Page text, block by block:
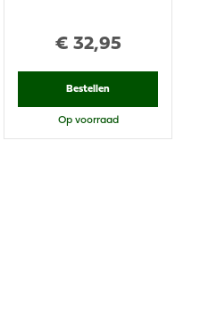
€ 32,95
Bestellen
Op voorraad